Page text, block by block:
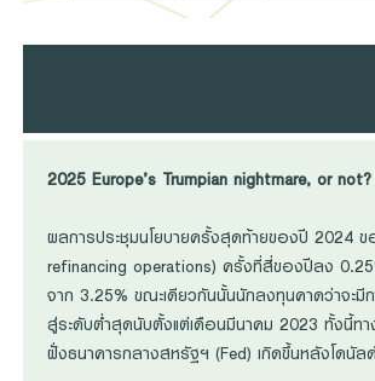
2025 Europe’s Trumpian nightmare, or not?
ผลการประชุมนโยบายครั้งสุดท้ายของปี 2024
refinancing operations) ครั้งที่สี่ของปีลง
จาก 3.25% ขณะเดียวกันนั้นนักลงทุนคาดว่าจะ
สู่ระดับต่ำสุดนับตั้งแต่เดือนมีนาคม 2023 ทั้งนี้ทา
ฝั่งธนาคารกลางสหรัฐฯ (Fed) เกิดขึ้นหลังโดนั